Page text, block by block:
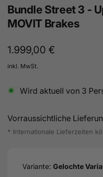
Bundle Street 3 -
MOVIT Brakes
Normaler
Preis
1.999,00 €
inkl. MwSt.
Wird aktuell von 3
Vorraussichtliche
* Internationale Lieferzeiten
Variante: Gelochte